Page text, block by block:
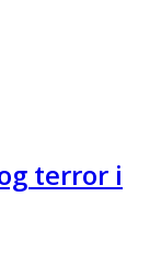
terror i